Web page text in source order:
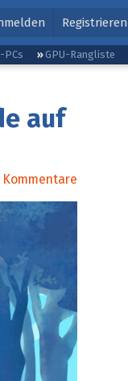
Registrieren
PCs GPU-Rangliste
auf
Kommentare